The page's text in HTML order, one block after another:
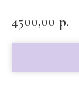
4500,00 р.